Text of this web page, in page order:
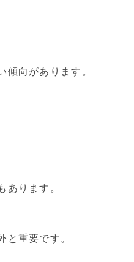
向があります。
ります。
重要です。